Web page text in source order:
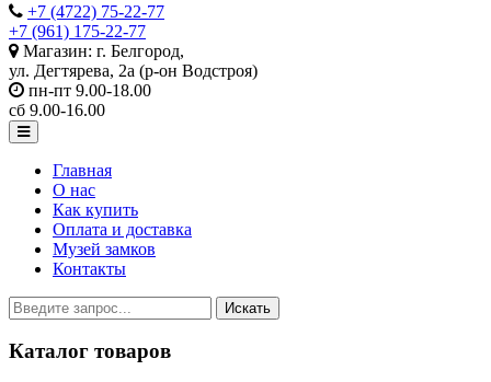
+7 (4722) 75-22-77
+7 (961) 175-22-77
Магазин: г. Белгород,
ул. Дегтярева, 2а (р-он Водстроя)
пн-пт 9.00-18.00
сб 9.00-16.00
Главная
О нас
Как купить
Оплата и доставка
Музей замков
Контакты
Каталог товаров